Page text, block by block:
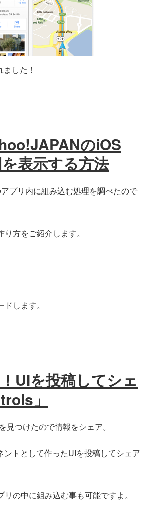
した！
のiOS
表示する方法
プリ内に組み込む処理を調べたので
方をご紹介します。
します。
UIを投稿してシェ
」
を見つけたので情報をシェア。
ントとして作ったUIを投稿してシェア
の中に組み込む事も可能ですよ。